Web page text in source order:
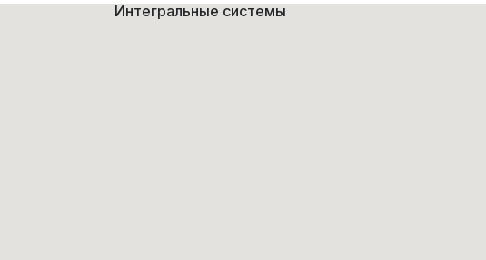
Интегральные системы